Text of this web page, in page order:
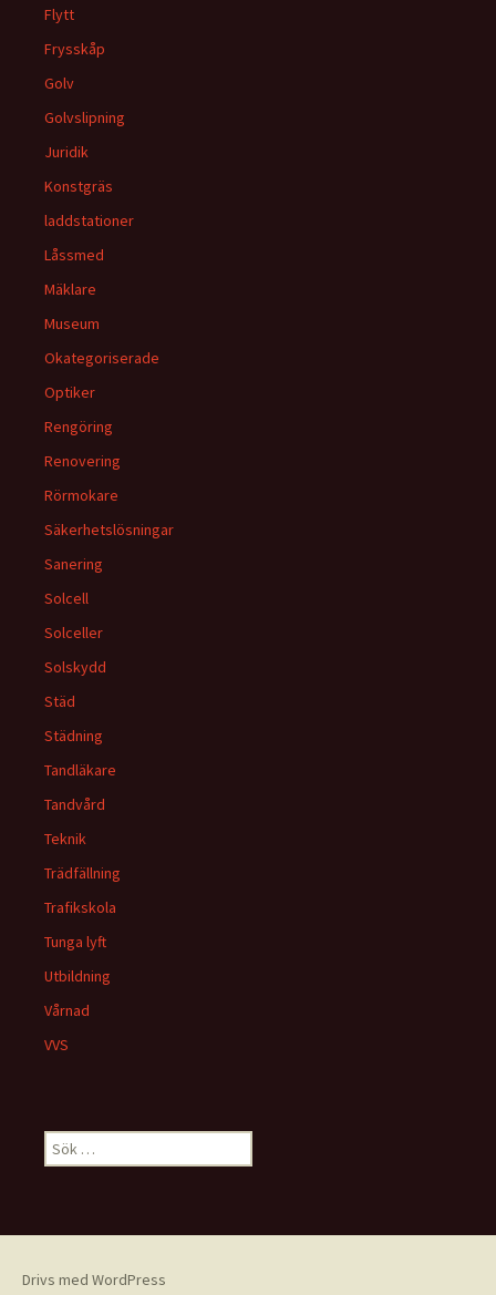
Flytt
Frysskåp
Golv
Golvslipning
Juridik
Konstgräs
laddstationer
Låssmed
Mäklare
Museum
Okategoriserade
Optiker
Rengöring
Renovering
Rörmokare
Säkerhetslösningar
Sanering
Solcell
Solceller
Solskydd
Städ
Städning
Tandläkare
Tandvård
Teknik
Trädfällning
Trafikskola
Tunga lyft
Utbildning
Vårnad
VVS
Sök
efter:
Drivs med WordPress